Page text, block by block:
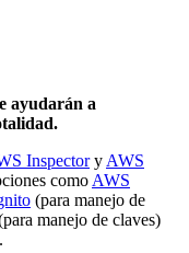
ayudarán a
Inspectory AWS
como AWS
(para manejo de
manejo de claves)